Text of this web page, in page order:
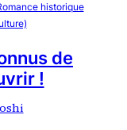
historique
de
!